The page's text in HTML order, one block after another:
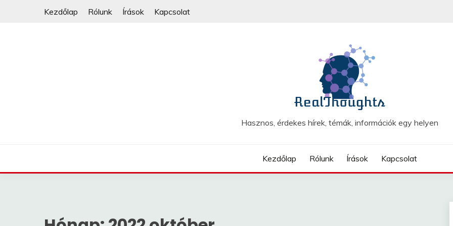
Kezdőlap Rólunk Írások Kapcsolat
Hasznos, érdekes hírek, témák, információk egy helyen
Kezdőlap Rólunk Írások Kapcsolat